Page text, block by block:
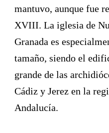
mantuvo, aunque fue
XVIII. La iglesia de
Granada es
tamaño, siendo el
grande de las
Cádiz y Jerez en la
Andalucía.